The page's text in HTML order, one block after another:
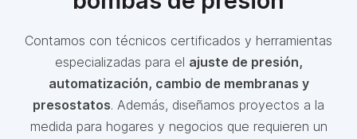
Contamos con técnicos certificados y herramientas
especializadas para el ajuste de presión,
automatización, cambio de membranas y
presostatos. Además, diseñamos proyectos a la
medida para hogares y negocios que requieren un